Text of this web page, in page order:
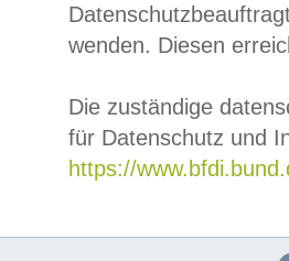
wenden. Diesen
Die zuständige
für Datenschutz und
https://